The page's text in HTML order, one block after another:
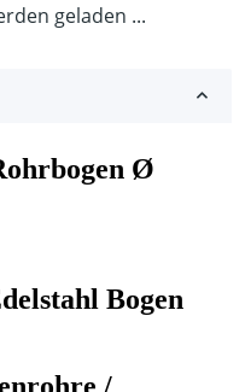
geladen ...
Ø
Bogen
/